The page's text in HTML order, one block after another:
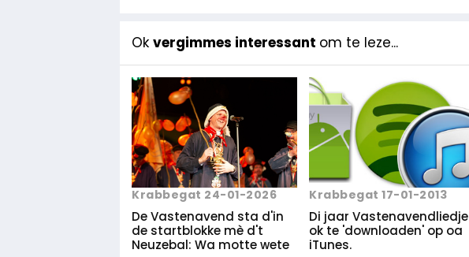
Ok vergimmes interessant om te leze...
Krabbegat 24-01-2026
De Vastenavend sta d'in
de startblokke mè d't
Neuzebal: Wa motte wete
Krabbegat 17-01-2013
Di jaar Vastenavendliedje
ok te 'downloaden' op oa
iTunes.